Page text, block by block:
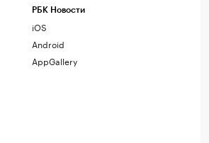
РБК Новости
iOS
Android
AppGallery